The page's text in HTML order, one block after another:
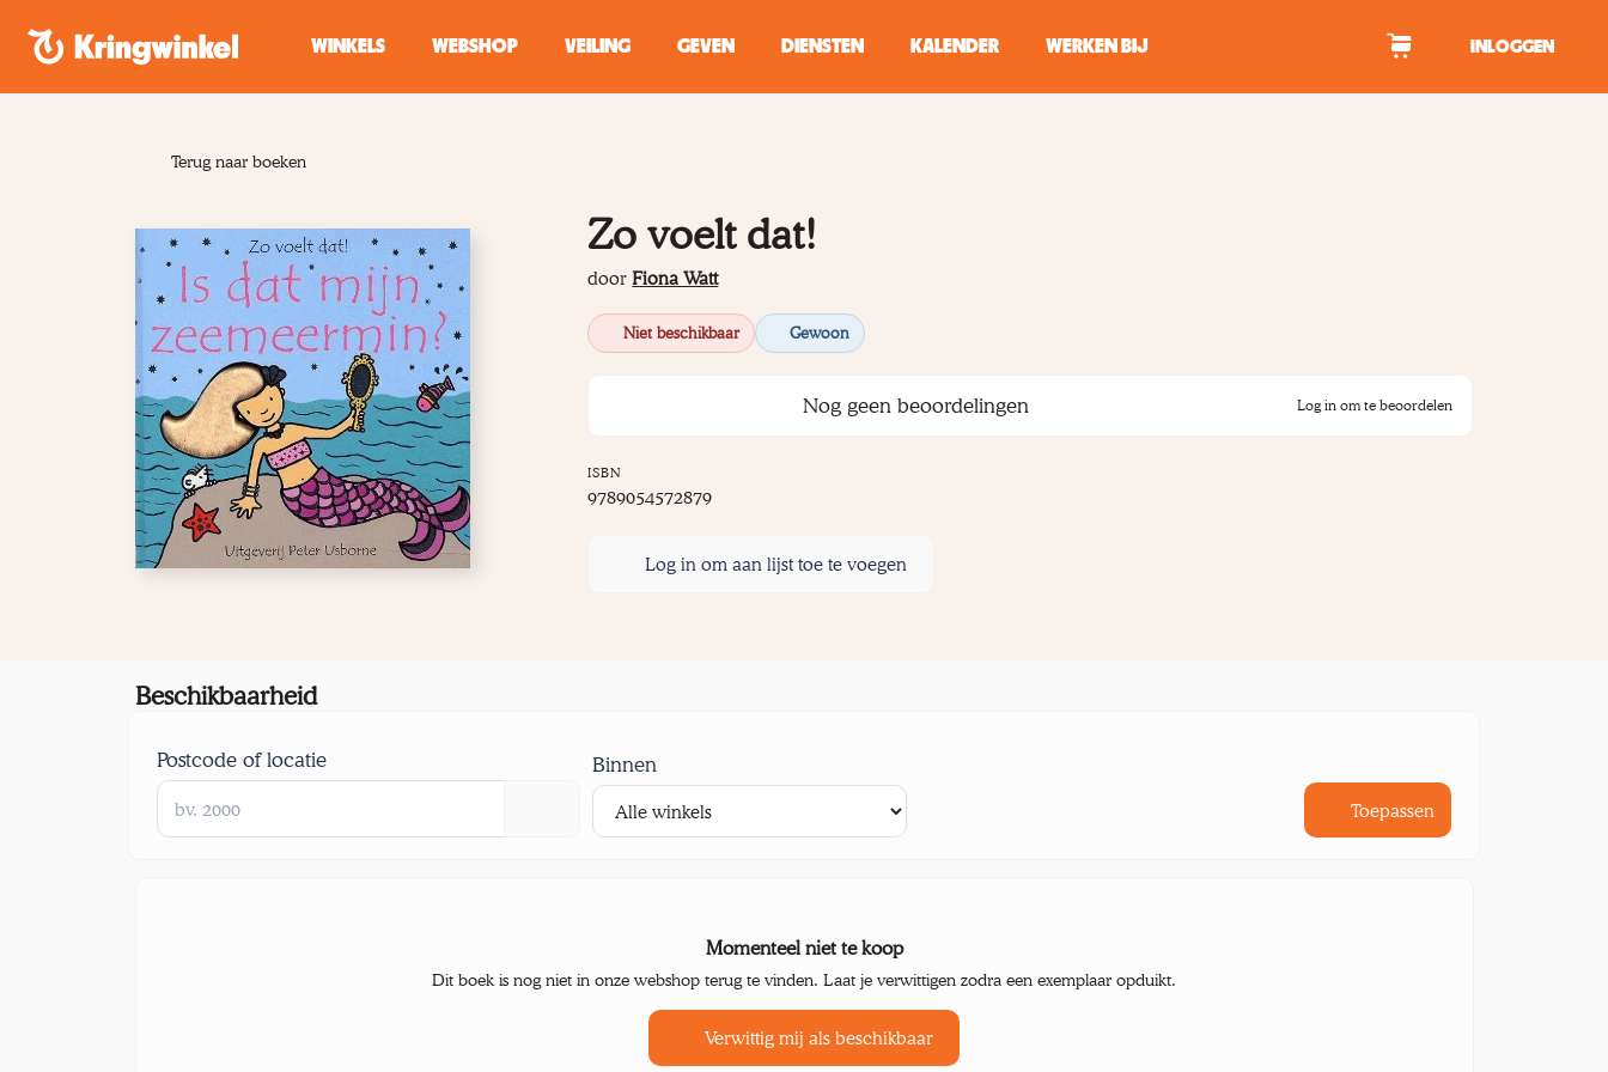
WINKELS
WEBSHOP VEILING GEVEN DIENSTEN KALENDER WERKEN BIJ INLOGGEN
Terug naar boeken
Zo voelt dat!
doorFiona Watt
Niet beschikbaar Gewoon
Nog geen beoordelingen Log in om te beoordelen
ISBN
9789054572879
Log in om aan lijst toe te voegen
Beschikbaarheid
Postcode of locatie Binnen
Toepassen
Momenteel niet te koop
Dit boek is nog niet in onze webshop terug te vinden. Laat je verwittigen zodra een exemplaar opduikt.
Verwittig mij als beschikbaar